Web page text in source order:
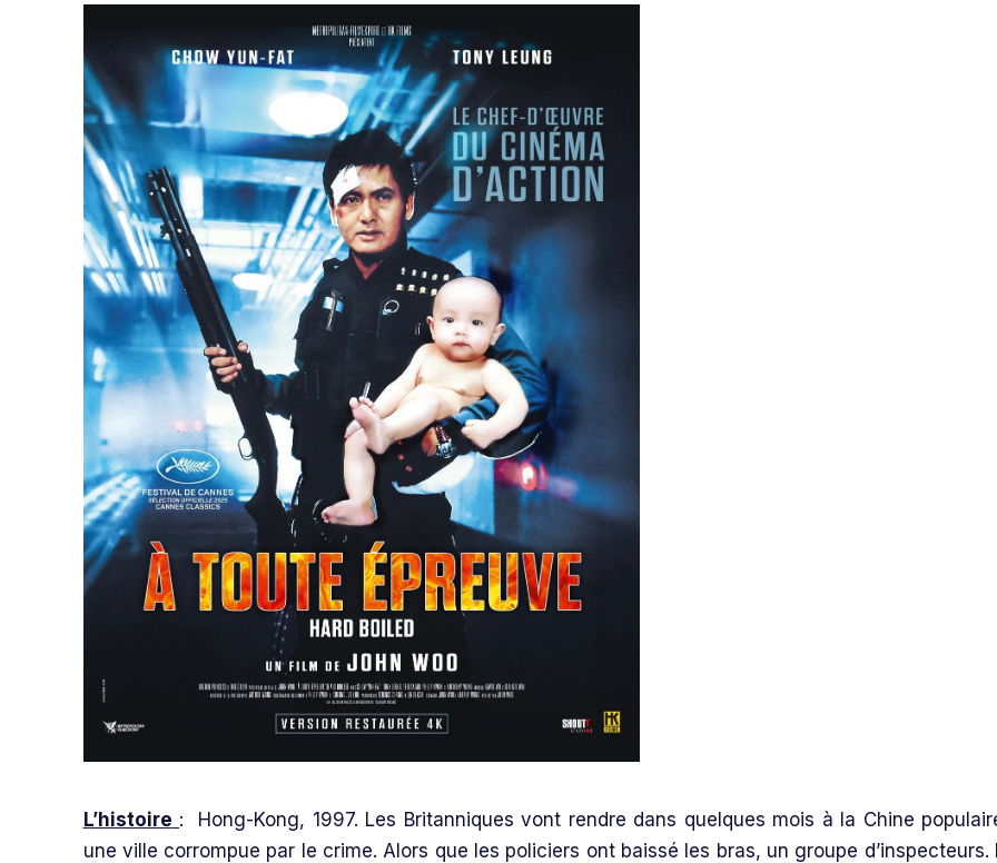
L’histoire : Hong-Kong, 1997. Les Britanniques vont rendre dans quelques mois à la Chine
une ville corrompue par le crime. Alors que les policiers ont baissé les bras, un groupe d’inspecteurs.